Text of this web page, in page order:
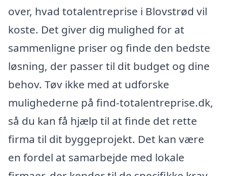
over, hvad totalentreprise i Blovstrød vil
koste. Det giver dig mulighed for at
sammenligne priser og finde den bedste
løsning, der passer til dit budget og dine
behov. Tøv ikke med at udforske
mulighederne på find-totalentreprise.dk,
så du kan få hjælp til at finde det rette
firma til dit byggeprojekt. Det kan være
en fordel at samarbejde med lokale